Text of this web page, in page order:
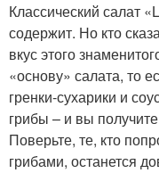
Классический салат
содержит. Но кто
вкус этого
«основу» салата, то
гренки-сухарики и
грибы – и вы
Поверьте, те, кто
грибами, останется